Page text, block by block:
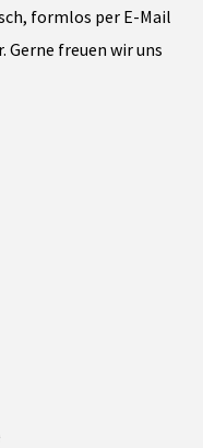
formlos per E-Mail
freuen wir uns